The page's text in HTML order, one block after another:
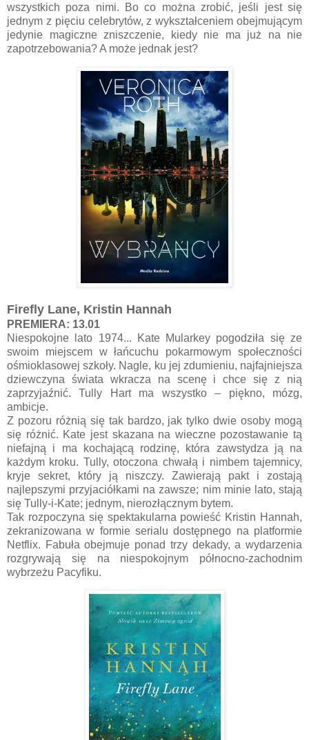
wszystkich poza nimi. Bo co można zrobić, jeśli jest się
jednym z pięciu celebrytów, z wykształceniem obejmującym
jedynie magiczne zniszczenie, kiedy nie ma już na nie
zapotrzebowania? A może jednak jest?
Firefly Lane, Kristin Hannah
PREMIERA: 13.01
Niespokojne lato 1974... Kate Mularkey pogodziła się ze
swoim miejscem w łańcuchu pokarmowym społeczności
ośmioklasowej szkoły. Nagle, ku jej zdumieniu, najfajniejsza
dziewczyna świata wkracza na scenę i chce się z nią
zaprzyjaźnić. Tully Hart ma wszystko – piękno, mózg,
ambicje.
Z pozoru różnią się tak bardzo, jak tylko dwie osoby mogą
się różnić. Kate jest skazana na wieczne pozostawanie tą
niefajną i ma kochającą rodzinę, która zawstydza ją na
każdym kroku. Tully, otoczona chwałą i nimbem tajemnicy,
kryje sekret, który ją niszczy. Zawierają pakt i zostają
najlepszymi przyjaciółkami na zawsze; nim minie lato, stają
się Tully-i-Kate; jednym, nierozłącznym bytem.
Tak rozpoczyna się spektakularna powieść Kristin Hannah,
zekranizowana w formie serialu dostępnego na platformie
Netflix. Fabuła obejmuje ponad trzy dekady, a wydarzenia
rozgrywają się na niespokojnym północno-zachodnim
wybrzeżu Pacyfiku.